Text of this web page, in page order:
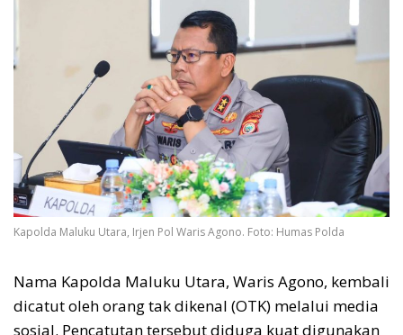
Kapolda Maluku Utara, Irjen Pol Waris Agono. Foto: Humas Polda
Nama Kapolda Maluku Utara, Waris Agono, kembali
dicatut oleh orang tak dikenal (OTK) melalui media
sosial. Pencatutan tersebut diduga kuat digunakan